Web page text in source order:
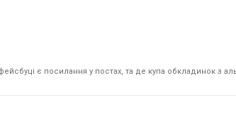
є посилання у постах, та де купа обкладинок з